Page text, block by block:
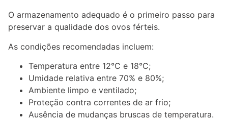
O armazenamento adequado é o primeiro passo para
preservar a qualidade dos ovos férteis.
As condições recomendadas incluem:
Temperatura entre 12°C e 18°C;
Umidade relativa entre 70% e 80%;
Ambiente limpo e ventilado;
Proteção contra correntes de ar frio;
Ausência de mudanças bruscas de temperatura.